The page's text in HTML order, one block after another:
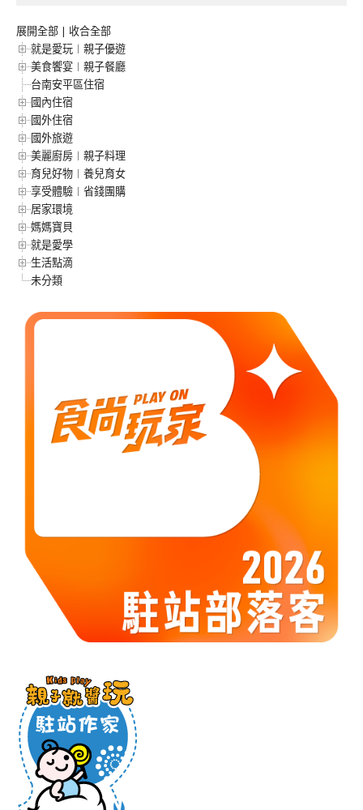
展開全部 | 收合全部
就是愛玩︱親子優遊
美食饗宴︱親子餐廳
台南安平區住宿
國內住宿
國外住宿
國外旅遊
美麗廚房︱親子料理
育兒好物︱養兒育女
享受體驗︱省錢團購
居家環境
媽媽寶貝
就是愛學
生活點滴
未分類